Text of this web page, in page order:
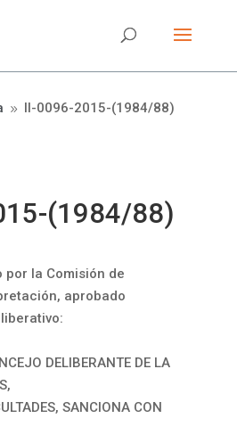
9 II-0096-2015-(1984/88)
(1984/88)
por la Comisión de
aprobado
DELIBERANTE DE LA
SANCIONA CON